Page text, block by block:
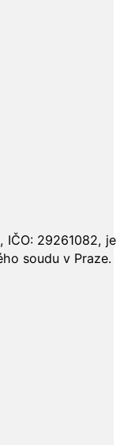
IČO: 29261082,
soudu v Praze.